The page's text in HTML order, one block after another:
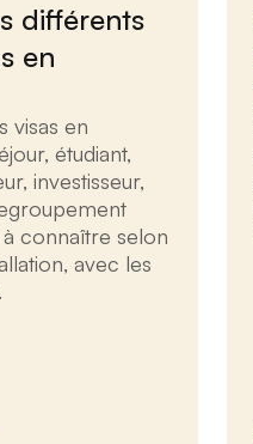
différents
en
visas en
étudiant,
investisseur,
connaître selon
avec les